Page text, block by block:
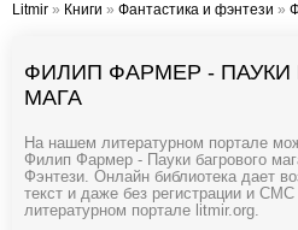
Litmir » Книги » Фантастика и фэнтези »
ФИЛИП ФАРМЕР - ПАУКИ
МАГА
На нашем литературном портале
Филип Фармер - Пауки багрового
Фэнтези. Онлайн библиотека дает
текст и даже без регистрации и
литературном портале litmir.org.